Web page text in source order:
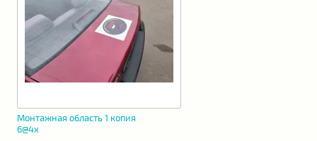
Монтажная область 1 копия
6@4x